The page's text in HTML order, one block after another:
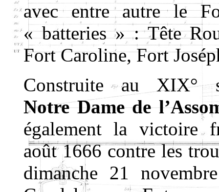
avec entre autre le
« batteries » : Tête
Fort Caroline, Fort
Construite au XIX°
Notre Dame de
également la victoire
août 1666 contre les
dimanche 21